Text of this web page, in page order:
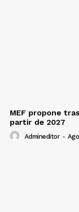
MEF propone
partir de 2027
Admineditor -